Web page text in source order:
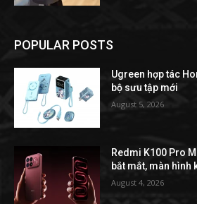
POPULAR POSTS
Ugreen hợp tác
bộ sưu tập mới
August 5, 2026
Redmi K100 Pro
bắt mắt, màn hình
August 4, 2026